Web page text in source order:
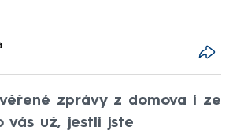
zprávy z domova i ze
vás už, jestli jste